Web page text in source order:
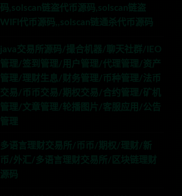
码,solscan链盗代币源码,solscan链盗
WIFI代币源码,,solscan链通杀代币源码
java交易所源码/撮合机器/聊天社群/IEO
管理/签到管理/用户管理/代理管理/资产
管理/理财生息/财务管理/币种管理/法币
交易/币币交易/期权交易/合约管理/矿机
管理/文章管理/轮播图片/客服应用/公告
管理
多语言理财交易所/币币/期权/理财/新
币/外汇/多语言理财交易所/区块链理财
源码